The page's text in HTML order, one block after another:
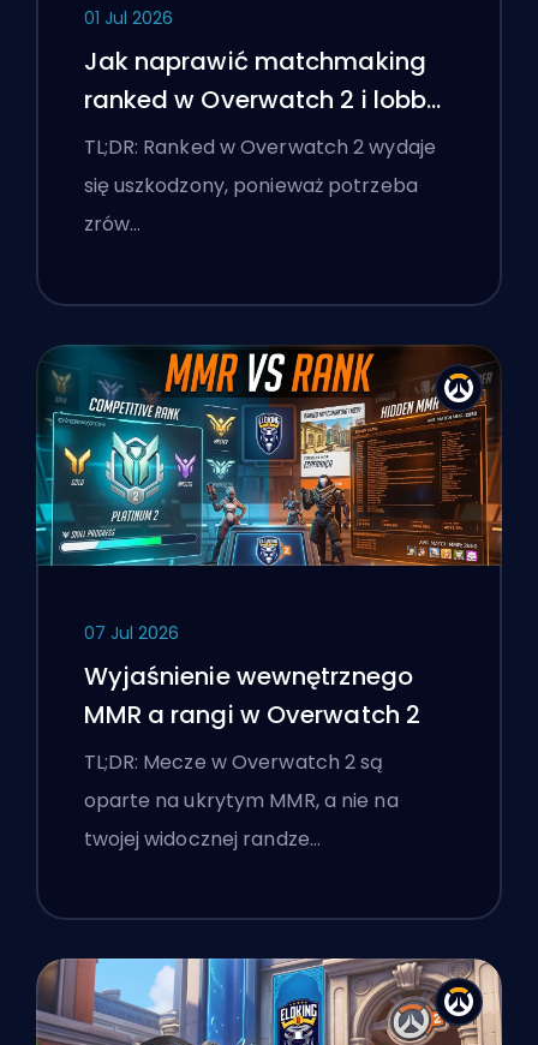
01 Jul 2026
Jak naprawić matchmaking
ranked w Overwatch 2 i lobby
'stomp'
TL;DR: Ranked w Overwatch 2 wydaje
się uszkodzony, ponieważ potrzeba
zrów…
07 Jul 2026
Wyjaśnienie wewnętrznego
MMR a rangi w Overwatch 2
TL;DR: Mecze w Overwatch 2 są
oparte na ukrytym MMR, a nie na
twojej widocznej randze…